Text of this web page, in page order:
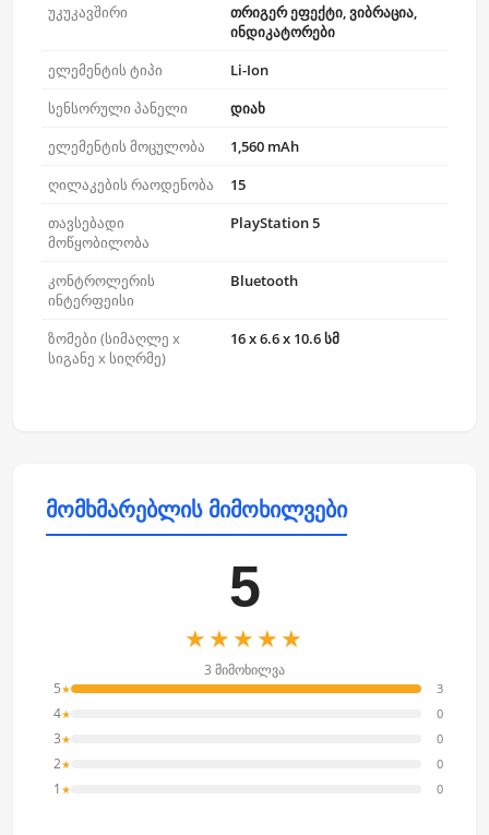
უკუკავშირი
თრიგერ ეფექტი, ვიბრაცია,
ინდიკატორები
ელემენტის ტიპი
Li-Ion
სენსორული პანელი
დიახ
ელემენტის მოცულობა
1,560 mAh
ღილაკების რაოდენობა
15
თავსებადი
მოწყობილობა
PlayStation 5
კონტროლერის
ინტერფეისი
Bluetooth
ზომები (სიმაღლე x
სიგანე x სიღრმე)
16 x 6.6 x 10.6 სმ
მომხმარებლის მიმოხილვები
5
★★★★★
3 მიმოხილვა
5★ 3
4★ 0
3★ 0
2★ 0
1 ★ 0